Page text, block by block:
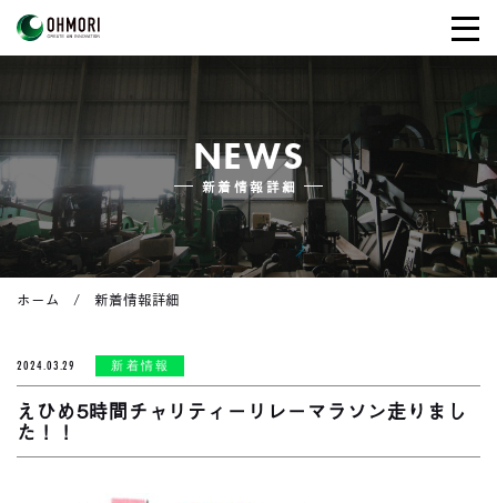
NEWS
新着情報詳細
ホーム 新着情報詳細
2024.03.29 新着情報
えひめ5時間チャリティーリレーマラソン走りまし
た！！